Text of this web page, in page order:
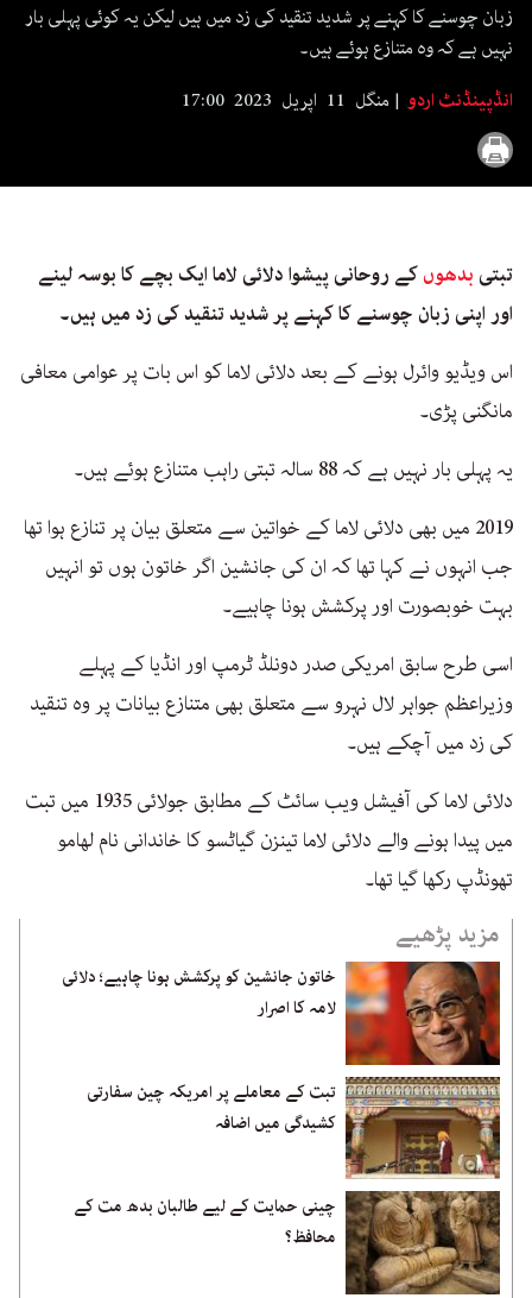
seconds
زبان چوسنے کا کہنے پر شدید تنقید کی زد میں ہیں لیکن یہ کوئی پہلی بار
نہیں ہے کہ وہ متنازع ہوئے ہیں۔
انڈپینڈنٹ اردو
منگل 11 اپریل 2023 17:00
تبتیبدھوںکے روحانی پیشوا دلائی لاما ایک بچے کا بوسہ لینے
اور اپنی زبان چوسنے کا کہنے پر شدید تنقید کی زد میں ہیں۔
اس ویڈیو وائرل ہونے کے بعد دلائی لاما کو اس بات پر عوامی معافی
مانگنی پڑی۔
یہ پہلی بار نہیں ہے کہ 88 سالہ تبتی راہب متنازع ہوئے ہیں۔
2019 میں بھی دلائی لاما کے خواتین سے متعلق بیان پر تنازع ہوا تھا
جب انہوں نے کہا تھا کہ ان کی جانشین اگر خاتون ہوں تو انہیں
بہت خوبصورت اور پرکشش ہونا چاہیے۔
اسی طرح سابق امریکی صدر دونلڈ ٹرمپ اور انڈیا کے پہلے
وزیراعظم جواہر لال نہرو سے متعلق بھی متنازع بیانات پر وہ تنقید
کی زد میں آچکے ہیں۔
دلائی لاما کی آفیشل ویب سائٹ کے مطابق جولائی 1935 میں تبت
میں پیدا ہونے والے دلائی لاما تینزن گیاٹسو کا خاندانی نام لھامو
تھونڈپ رکھا گیا تھا۔
مزید پڑھیے
خاتون جانشین کو پرکشش ہونا چاہیے؛ دلائی
لامہ کا اصرار
تبت کے معاملے پر امریکہ چین سفارتی
کشیدگی میں اضافہ
چینی حمایت کے لیے طالبان بدھ مت کے
محافظ؟